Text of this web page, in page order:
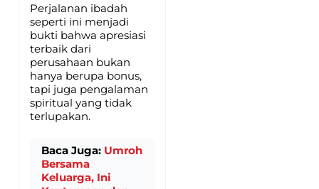
Perjalanan ibadah
seperti ini menjadi
bukti bahwa apresiasi
terbaik dari
perusahaan bukan
hanya berupa bonus,
tapi juga pengalaman
spiritual yang tidak
terlupakan.
Baca Juga: Umroh
Bersama
Keluarga, Ini